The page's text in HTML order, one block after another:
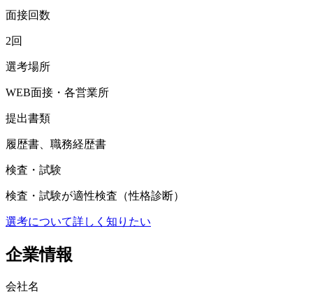
面接回数
2回
選考場所
WEB面接・各営業所
提出書類
履歴書、職務経歴書
検査・試験
検査・試験が適性検査（性格診断）
選考について詳しく知りたい
企業情報
会社名